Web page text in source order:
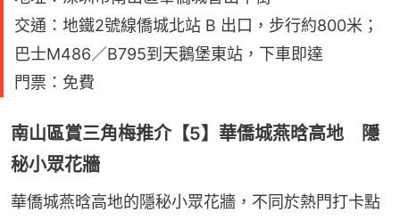
交通：地鐵2號線僑城北站 B 出口，步行約800米；
巴士M486／B795到天鵝堡東站，下車即達
門票：免費
南山區賞三角梅推介【5】華僑城燕晗高地 隱
秘小眾花牆
華僑城燕晗高地的隱秘小眾花牆，不同於熱門打卡點